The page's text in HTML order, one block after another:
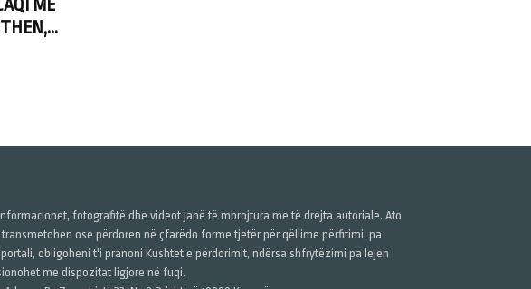
ME
fotografitë dhe videot janë të mbrojtura me të drejta autoriale. Ato
ose përdoren në çfarëdo forme tjetër për qëllime përfitimi, pa
obligoheni t'i pranoni Kushtet e përdorimit, ndërsa shfrytëzimi pa lejen
me dispozitat ligjore në fuqi.